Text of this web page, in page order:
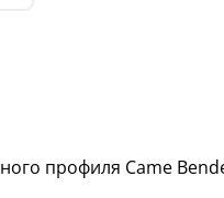
профиля Came